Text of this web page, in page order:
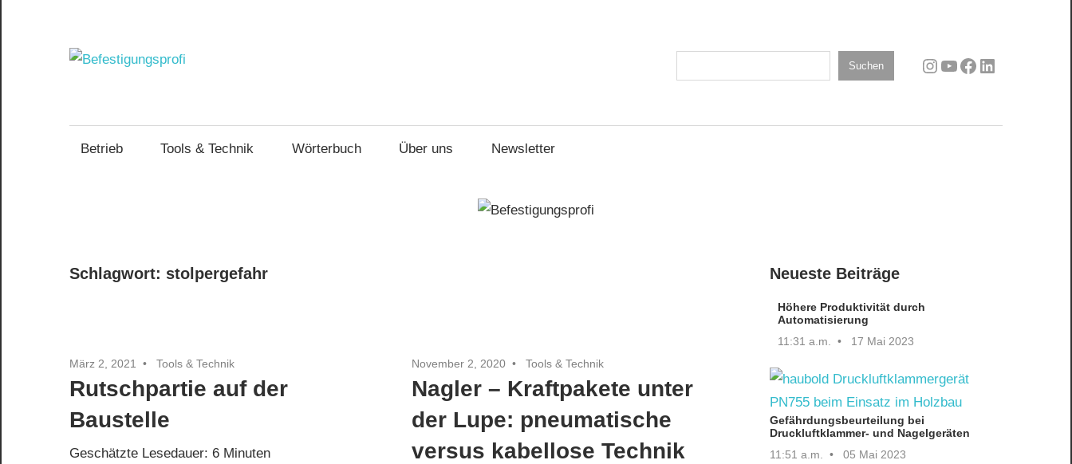
springen
und
Betriebsführung
Instagram
YouTube
Facebook
LinkedIn
Suchen
Betrieb Tools & Technik Wörterbuch Über uns Newsletter
Schlagwort: stolpergefahr
März 2, 2021 Tools & Technik
Rutschpartie auf der
Baustelle
Geschätzte Lesedauer: 6 Minuten
November 2, 2020 Tools & Technik
Nagler – Kraftpakete unter
der Lupe: pneumatische
versus kabellose Technik
Neueste Beiträge
Höhere Produktivität durch
Automatisierung
11:31 a.m.
17 Mai 2023
Gefährdungsbeurteilung bei
Druckluftklammer- und Nagelgeräten
11:51 a.m.
05 Mai 2023